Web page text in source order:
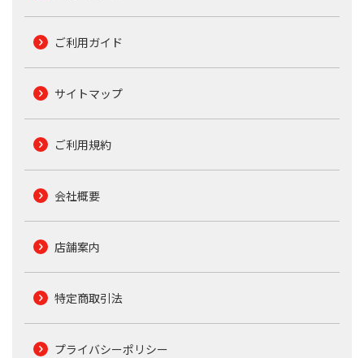
ご利用ガイド
サイトマップ
ご利用規約
会社概要
店舗案内
特定商取引法
プライバシーポリシー